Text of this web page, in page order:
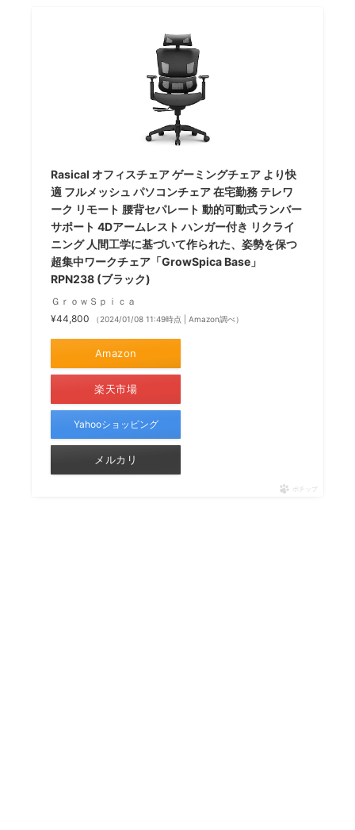
Rasical オフィスチェア ゲーミングチェア より快
適 フルメッシュ パソコンチェア 在宅勤務 テレワ
ーク リモート 腰背セパレート 動的可動式ランバー
サポート 4Dアームレスト ハンガー付き リクライ
ニング 人間工学に基づいて作られた、姿勢を保つ
超集中ワークチェア「GrowSpica Base」
RPN238 (ブラック)
ＧｒｏｗＳｐｉｃａ
¥44,800
（2024/01/08 11:49時点 | Amazon調べ）
Amazon
楽天市場
Yahooショッピング
メルカリ
ポチップ